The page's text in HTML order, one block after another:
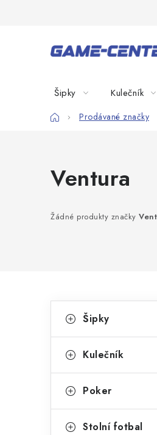
Šipky Kulečník
DomůProdávané značky
Ventura
Žádné produkty značky
o
t
r
kategorie
a
e
o
Šipky
Kulečník
Poker
Stolní fotbal